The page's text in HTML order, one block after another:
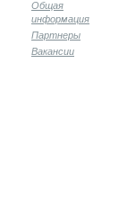
Общая
информация
Партнеры
Вакансии